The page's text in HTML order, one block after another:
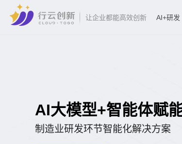
让企业都能高效创新 AI+研发
AI大模型+智能体赋
制造业研发环节智能化解决方案